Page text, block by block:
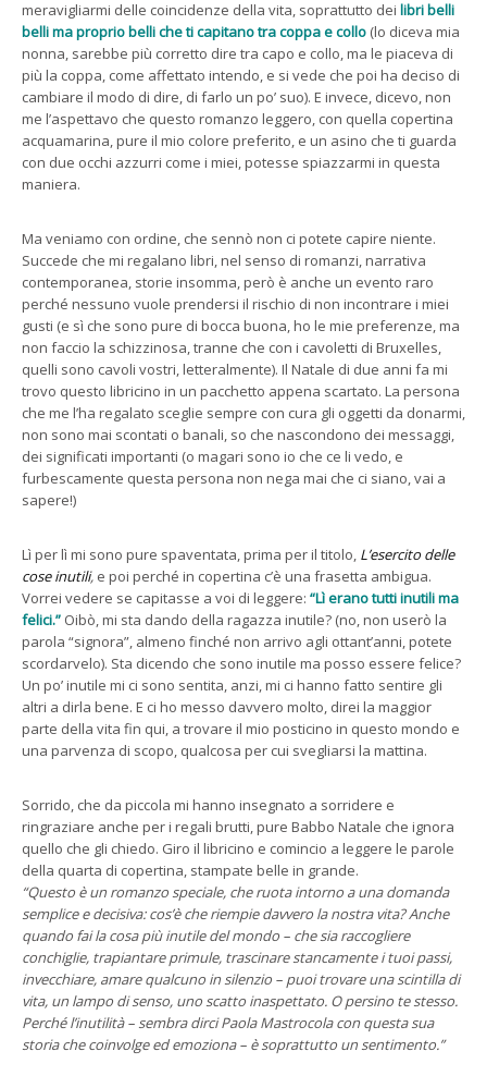
meravigliarmi delle coincidenze della vita, soprattutto dei libri belli
belli ma proprio belli che ti capitano tra coppa e collo (lo diceva mia
nonna, sarebbe più corretto dire tra capo e collo, ma le piaceva di
più la coppa, come affettato intendo, e si vede che poi ha deciso di
cambiare il modo di dire, di farlo un po’ suo). E invece, dicevo, non
me l’aspettavo che questo romanzo leggero, con quella copertina
acquamarina, pure il mio colore preferito, e un asino che ti guarda
con due occhi azzurri come i miei, potesse spiazzarmi in questa
maniera.
Ma veniamo con ordine, che sennò non ci potete capire niente.
Succede che mi regalano libri, nel senso di romanzi, narrativa
contemporanea, storie insomma, però è anche un evento raro
perché nessuno vuole prendersi il rischio di non incontrare i miei
gusti (e sì che sono pure di bocca buona, ho le mie preferenze, ma
non faccio la schizzinosa, tranne che con i cavoletti di Bruxelles,
quelli sono cavoli vostri, letteralmente). Il Natale di due anni fa mi
trovo questo libricino in un pacchetto appena scartato. La persona
che me l’ha regalato sceglie sempre con cura gli oggetti da donarmi,
non sono mai scontati o banali, so che nascondono dei messaggi,
dei significati importanti (o magari sono io che ce li vedo, e
furbescamente questa persona non nega mai che ci siano, vai a
sapere!)
Lì per lì mi sono pure spaventata, prima per il titolo, L’esercito delle
cose inutili, e poi perché in copertina c’è una frasetta ambigua.
Vorrei vedere se capitasse a voi di leggere: “Lì erano tutti inutili ma
felici.” Oibò, mi sta dando della ragazza inutile? (no, non userò la
parola “signora”, almeno finché non arrivo agli ottant’anni, potete
scordarvelo). Sta dicendo che sono inutile ma posso essere felice?
Un po’ inutile mi ci sono sentita, anzi, mi ci hanno fatto sentire gli
altri a dirla bene. E ci ho messo davvero molto, direi la maggior
parte della vita fin qui, a trovare il mio posticino in questo mondo e
una parvenza di scopo, qualcosa per cui svegliarsi la mattina.
Sorrido, che da piccola mi hanno insegnato a sorridere e
ringraziare anche per i regali brutti, pure Babbo Natale che ignora
quello che gli chiedo. Giro il libricino e comincio a leggere le parole
della quarta di copertina, stampate belle in grande.
“Questo è un romanzo speciale, che ruota intorno a una domanda
semplice e decisiva: cos’è che riempie davvero la nostra vita? Anche
quando fai la cosa più inutile del mondo – che sia raccogliere
conchiglie, trapiantare primule, trascinare stancamente i tuoi passi,
invecchiare, amare qualcuno in silenzio – puoi trovare una scintilla di
vita, un lampo di senso, uno scatto inaspettato. O persino te stesso.
Perché l’inutilità – sembra dirci Paola Mastrocola con questa sua
storia che coinvolge ed emoziona – è soprattutto un sentimento.”